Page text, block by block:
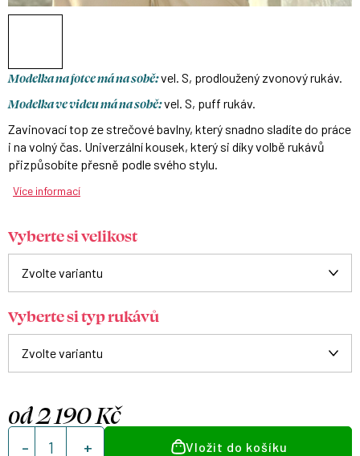
Modelka na fotce má na sobě:vel. S, prodloužený zvonový rukáv.
Modelka ve videu má na sobě:vel. S, puff rukáv.
Zavinovací top ze strečové bavlny, který snadno sladíte do práce
i na volný čas. Univerzální kousek, který si díky volbě rukávů
přizpůsobíte přesně podle svého stylu.
Více informací
Vyberte si velikost
Vyberte si typ rukávů
od2 190 Kč
Měrná
cena:
Vložit do košíku